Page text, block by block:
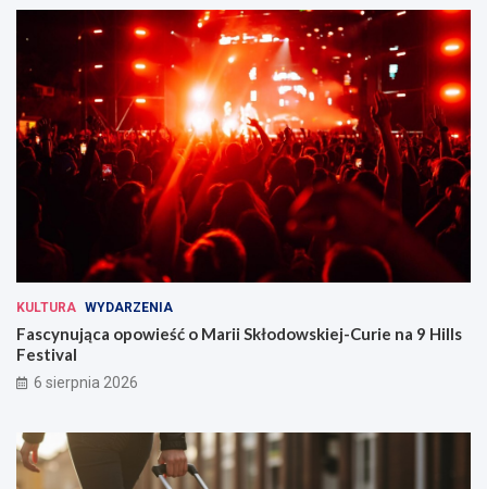
KULTURA WYDARZENIA
Fascynująca opowieść o Marii Skłodowskiej-Curie na 9 Hills
Festival
6 sierpnia 2026